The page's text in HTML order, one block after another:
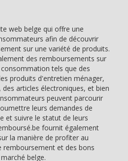
web belge qui offre une
afin de découvrir
sur une variété de produits.
des remboursements sur
tels que des
produits d'entretien ménager,
articles électroniques, et bien
peuvent parcourir
leurs demandes de
et suivre le statut de leurs
fournit également
la manière de profiter au
remboursement et des bons
belge.